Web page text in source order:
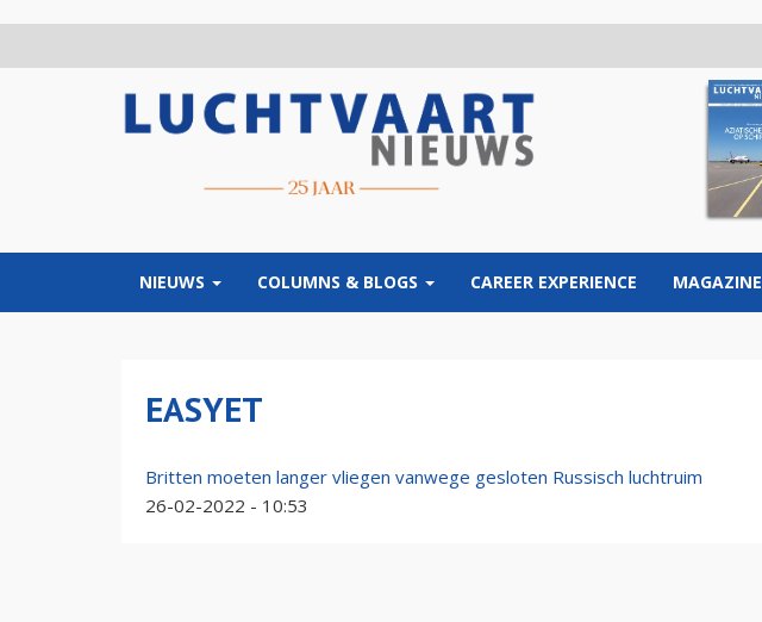
NIEUWS COLUMNS & BLOGS CAREER EXPERIENCE MAGAZINE
EASYET
Britten moeten langer vliegen vanwege gesloten Russisch luchtruim
26-02-2022 - 10:53